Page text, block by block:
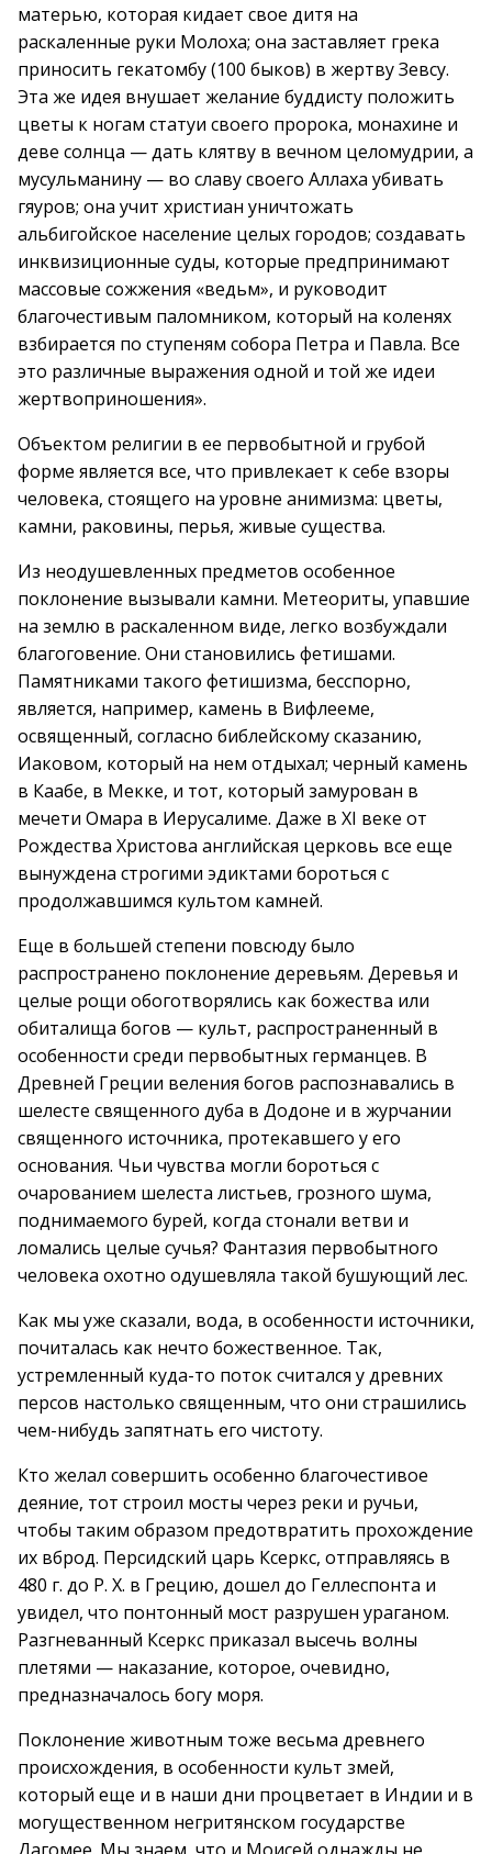
матерью, которая кидает свое дитя на
раскаленные руки Молоха; она заставляет грека
приносить гекатомбу (100 быков) в жертву Зевсу.
Эта же идея внушает желание буддисту положить
цветы к ногам статуи своего пророка, монахине и
деве солнца — дать клятву в вечном целомудрии, а
мусульманину — во славу своего Аллаха убивать
гяуров; она учит христиан уничтожать
альбигойское население целых городов; создавать
инквизиционные суды, которые предпринимают
массовые сожжения «ведьм», и руководит
благочестивым паломником, который на коленях
взбирается по ступеням собора Петра и Павла. Все
это различные выражения одной и той же идеи
жертвоприношения».
Объектом религии в ее первобытной и грубой
форме является все, что привлекает к себе взоры
человека, стоящего на уровне анимизма: цветы,
камни, раковины, перья, живые существа.
Из неодушевленных предметов особенное
поклонение вызывали камни. Метеориты, упавшие
на землю в раскаленном виде, легко возбуждали
благоговение. Они становились фетишами.
Памятниками такого фетишизма, бесспорно,
является, например, камень в Вифлееме,
освященный, согласно библейскому сказанию,
Иаковом, который на нем отдыхал; черный камень
в Каабе, в Мекке, и тот, который замурован в
мечети Омара в Иерусалиме. Даже в XI веке от
Рождества Христова английская церковь все еще
вынуждена строгими эдиктами бороться с
продолжавшимся культом камней.
Еще в большей степени повсюду было
распространено поклонение деревьям. Деревья и
целые рощи обоготворялись как божества или
обиталища богов — культ, распространенный в
особенности среди первобытных германцев. В
Древней Греции веления богов распознавались в
шелесте священного дуба в Додоне и в журчании
священного источника, протекавшего у его
основания. Чьи чувства могли бороться с
очарованием шелеста листьев, грозного шума,
поднимаемого бурей, когда стонали ветви и
ломались целые сучья? Фантазия первобытного
человека охотно одушевляла такой бушующий лес.
Как мы уже сказали, вода, в особенности источники,
почиталась как нечто божественное. Так,
устремленный куда-то поток считался у древних
персов настолько священным, что они страшились
чем-нибудь запятнать его чистоту.
Кто желал совершить особенно благочестивое
деяние, тот строил мосты через реки и ручьи,
чтобы таким образом предотвратить прохождение
их вброд. Персидский царь Ксеркс, отправляясь в
480 г. до Р. Х. в Грецию, дошел до Геллеспонта и
увидел, что понтонный мост разрушен ураганом.
Разгневанный Ксеркс приказал высечь волны
плетями — наказание, которое, очевидно,
предназначалось богу моря.
Поклонение животным тоже весьма древнего
происхождения, в особенности культ змей,
который еще и в наши дни процветает в Индии и в
могущественном негритянском государстве